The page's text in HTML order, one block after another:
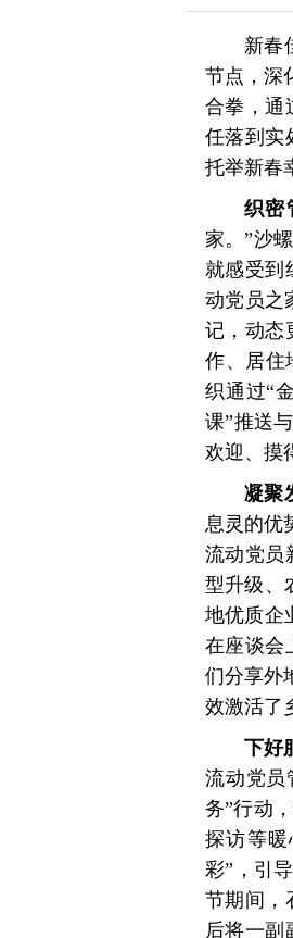
新春
节点，深
合拳，通
任落到实
托举新春
织密
家。”沙
就感受到
动党员之
记，动态
作、居住
织通过“
课”推送
欢迎、摸
凝聚
息灵的优
流动党员
型升级、
地优质企
在座谈会
们分享外
效激活了
下好
流动党员
务”行动
探访等
彩”，引
节期间，
后将一副